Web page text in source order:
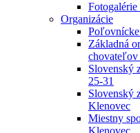
Fotogalérie
Organizácie
Základná
Slovenský
25-31
Slovenský
Klenovec
Miestny
Klenovec